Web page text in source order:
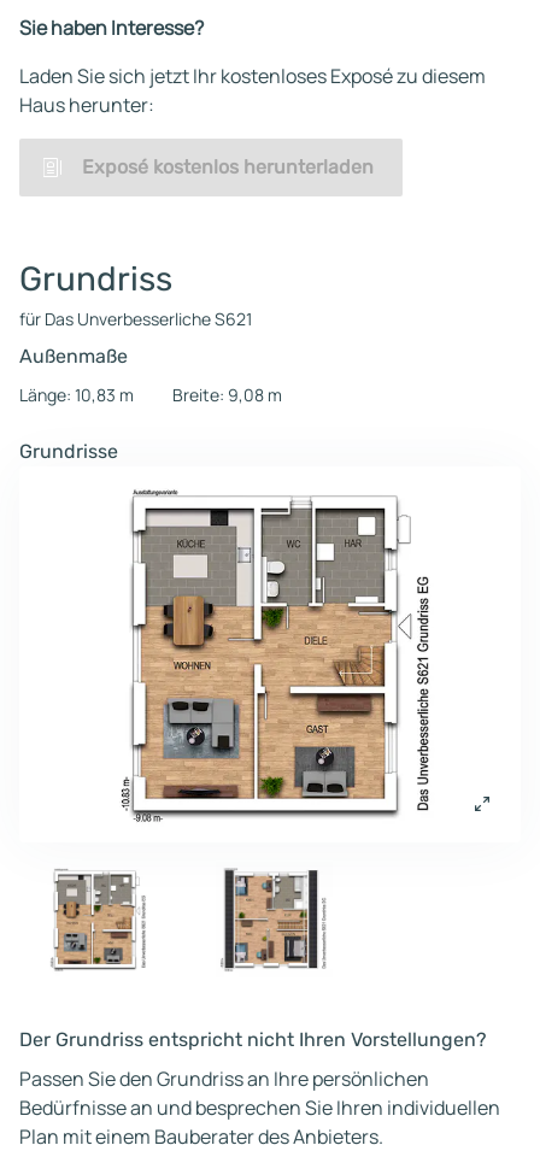
Sie haben Interesse?
Laden Sie sich jetzt Ihr kostenloses Exposé zu diesem
Haus herunter:
Exposé kostenlos herunterladen
Grundriss
für Das Unverbesserliche S621
Außenmaße
Länge: 10,83 m
Breite: 9,08 m
Grundrisse
Der Grundriss entspricht nicht Ihren Vorstellungen?
Passen Sie den Grundriss an Ihre persönlichen
Bedürfnisse an und besprechen Sie Ihren individuellen
Plan mit einem Bauberater des Anbieters.